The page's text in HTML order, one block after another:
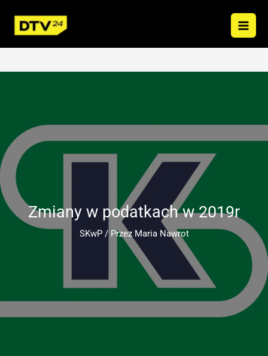
treści
Zmiany w podatkach w 2019r
SKwP/ Przez Maria Nawrot